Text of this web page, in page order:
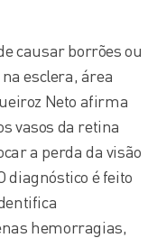
causar borrões ou
esclera, área
Neto afirma
vasos da retina
a perda da visão
diagnóstico é feito
hemorragias,